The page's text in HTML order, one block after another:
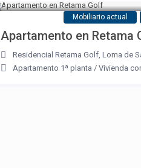
Mobiliario actual
Apartamento en Retama
Residencial Retama Golf, Loma de
Apartamento 1ª planta / Vivienda